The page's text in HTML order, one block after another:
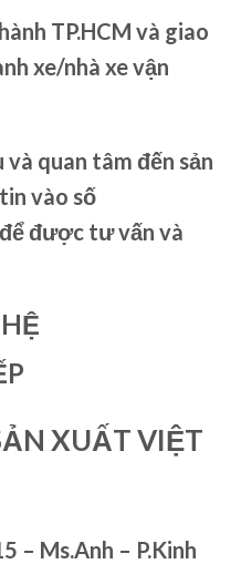
TP.HCM và giao
xe/nhà xe vận
và quan tâm đến sản
vào số
được tư vấn và
XUẤT VIỆT
– Ms.Anh – P.Kinh